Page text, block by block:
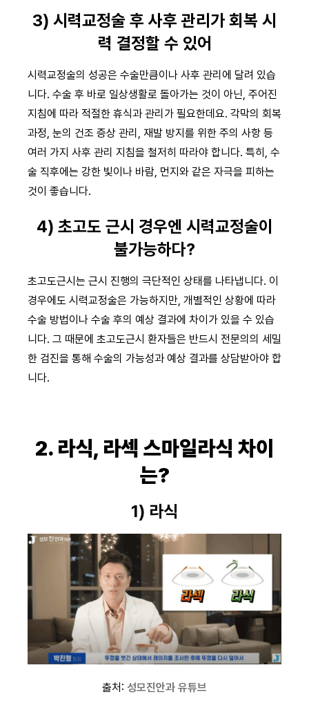
3) 시력교정술 후 사후 관리가 회복 시
력 결정할 수 있어
시력교정술의 성공은 수술만큼이나 사후 관리에 달려 있습
니다. 수술 후 바로 일상생활로 돌아가는 것이 아닌, 주어진
지침에 따라 적절한 휴식과 관리가 필요한데요. 각막의 회복
과정, 눈의 건조 증상 관리, 재발 방지를 위한 주의 사항 등
여러 가지 사후 관리 지침을 철저히 따라야 합니다. 특히, 수
술 직후에는 강한 빛이나 바람, 먼지와 같은 자극을 피하는
것이 좋습니다.
4) 초고도 근시 경우엔 시력교정술이
불가능하다?
초고도근시는 근시 진행의 극단적인 상태를 나타냅니다. 이
경우에도 시력교정술은 가능하지만, 개별적인 상황에 따라
수술 방법이나 수술 후의 예상 결과에 차이가 있을 수 있습
니다. 그 때문에 초고도근시 환자들은 반드시 전문의의 세밀
한 검진을 통해 수술의 가능성과 예상 결과를 상담받아야 합
니다.
2. 라식, 라섹 스마일라식 차이
는?
1) 라식
출처: 성모진안과 유튜브